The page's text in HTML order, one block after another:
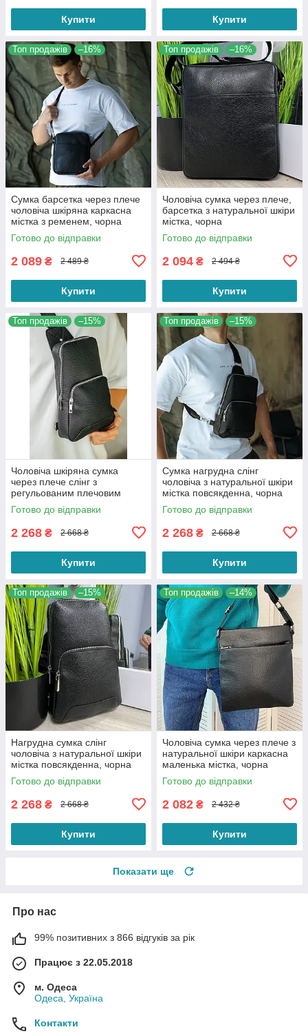
Купити Купити
Топ продажів –16%
Сумка барсетка через плече
чоловіча шкіряна каркасна
містка з ременем, чорна
Готово до відправки
2 089 ₴ 2 489 ₴
Купити
Топ продажів –16%
Чоловіча сумка через плече,
барсетка з натуральної шкіри
містка, чорна
Готово до відправки
2 094 ₴ 2 494 ₴
Купити
Топ продажів –15%
Чоловіча шкіряна сумка
через плече слінг з
регульованим плечовим
ременем «Booster» на 2
відділення
Готово до відправки
2 268 ₴ 2 668 ₴
Купити
Топ продажів –15%
Сумка нагрудна слінг
чоловіча з натуральної шкіри
містка повсякденна, чорна
Готово до відправки
2 268 ₴ 2 668 ₴
Купити
Топ продажів –15%
Нагрудна сумка слінг
чоловіча з натуральної шкіри
містка повсякденна, чорна
Готово до відправки
2 268 ₴ 2 668 ₴
Купити
Топ продажів –14%
Чоловіча сумка через плече з
натуральної шкіри каркасна
маленька містка, чорна
Готово до відправки
2 082 ₴ 2 432 ₴
Купити
Показати ще
Про нас
99% позитивних з 866 відгуків за рік
Працює з 22.05.2018
м. Одеса
Одеса, Україна
Контакти